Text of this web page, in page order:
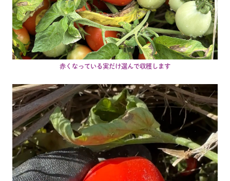
赤くなっている実だけ選んで収穫します